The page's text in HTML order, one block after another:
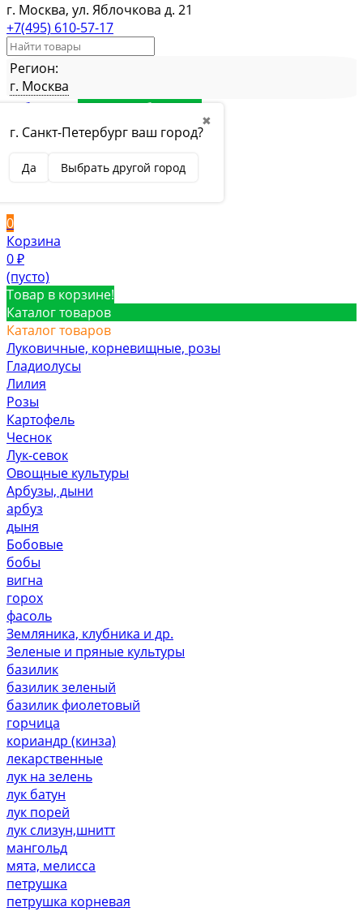
г. Москва, ул. Яблочкова д. 21
+7(495) 610-57-17
Регион:
г. Москва
✖
г. Санкт-Петербург ваш город?
Да Выбрать другой город
Избранное Товар в избранном
СравнениеТовар в сравнении
Вход
Вход
0
Корзина
0 ₽
(пусто)
Товар в корзине!
Каталог товаров
Каталог товаров
Луковичные, корневищные, розы
Гладиолусы
Лилия
Розы
Картофель
Чеснок
Лук-севок
Овощные культуры
Арбузы, дыни
арбуз
дыня
Бобовые
бобы
вигна
горох
фасоль
Земляника, клубника и др.
Зеленые и пряные культуры
базилик
базилик зеленый
базилик фиолетовый
горчица
кориандр (кинза)
лекарственные
лук на зелень
лук батун
лук порей
лук слизун,шнитт
мангольд
мята, мелисса
петрушка
петрушка корневая